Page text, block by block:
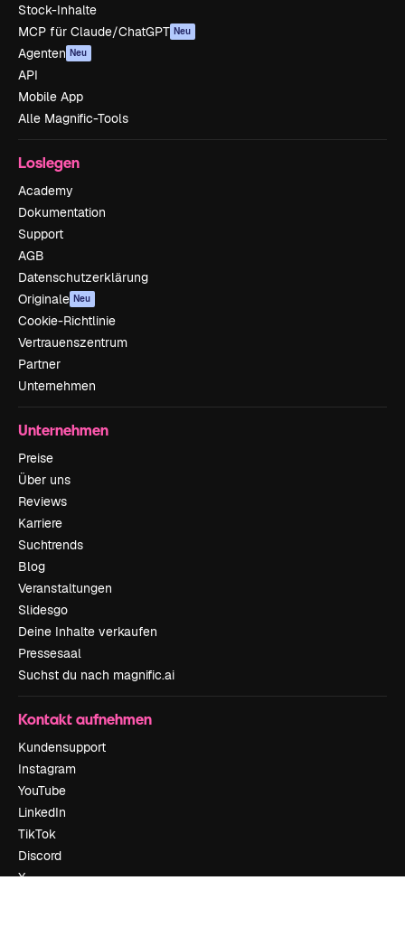
Stock-Inhalte
MCP für Claude/ChatGPT Neu
Agenten Neu
API
Mobile App
Alle Magnific-Tools
Loslegen
Academy
Dokumentation
Support
AGB
Datenschutzerklärung
Originale Neu
Cookie-Richtlinie
Vertrauenszentrum
Partner
Unternehmen
Unternehmen
Preise
Über uns
Reviews
Karriere
Suchtrends
Blog
Veranstaltungen
Slidesgo
Deine Inhalte verkaufen
Pressesaal
Suchst du nach magnific.ai
Kontakt aufnehmen
Kundensupport
Instagram
YouTube
LinkedIn
TikTok
Discord
X